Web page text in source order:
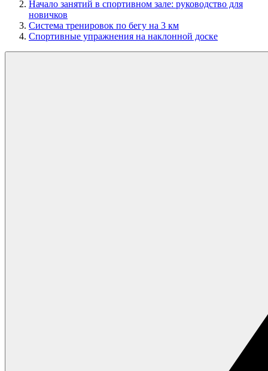
Начало занятий в спортивном зале: руководство для
новичков
Система тренировок по бегу на 3 км
Спортивные упражнения на наклонной доске